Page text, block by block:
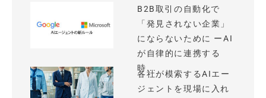
B2B取引の自動化で
「発見されない企業」
にならないために ーAI
が自律的に連携する
時...
各社が模索するAIエー
ジェントを現場に入れ